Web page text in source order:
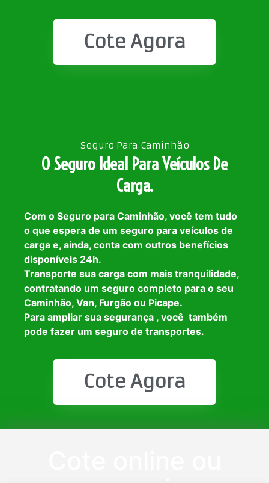
Cote Agora
Seguro Para Caminhão
O Seguro Ideal Para Veículos De
Carga.
Com o Seguro para Caminhão, você tem tudo
o que espera de um seguro para veículos de
carga e, ainda, conta com outros benefícios
disponíveis 24h.
Transporte sua carga com mais tranquilidade,
contratando um seguro completo para o seu
Caminhão, Van, Furgão ou Picape.
Para ampliar sua segurança , você também
pode fazer um seguro de transportes.
Cote Agora